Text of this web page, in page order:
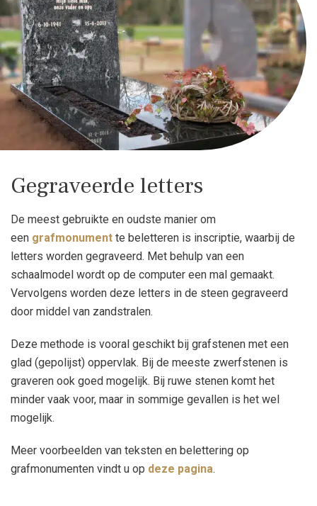
Gegraveerde letters
De meest gebruikte en oudste manier om
een grafmonument te beletteren is inscriptie, waarbij de
letters worden gegraveerd. Met behulp van een
schaalmodel wordt op de computer een mal gemaakt.
Vervolgens worden deze letters in de steen gegraveerd
door middel van zandstralen.
Deze methode is vooral geschikt bij grafstenen met een
glad (gepolijst) oppervlak. Bij de meeste zwerfstenen is
graveren ook goed mogelijk. Bij ruwe stenen komt het
minder vaak voor, maar in sommige gevallen is het wel
mogelijk.
Meer voorbeelden van teksten en belettering op
grafmonumenten vindt u op deze pagina.